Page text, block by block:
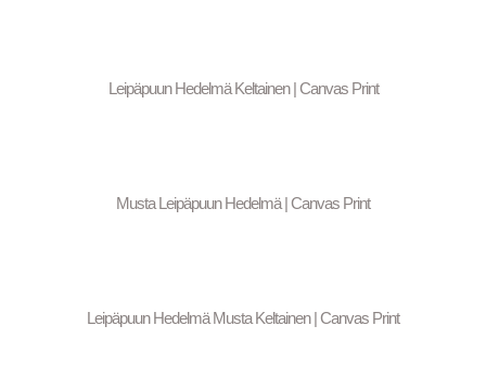
Leipäpuun Hedelmä Keltainen | Canvas Print
Musta Leipäpuun Hedelmä | Canvas Print
Leipäpuun Hedelmä Musta Keltainen | Canvas Print